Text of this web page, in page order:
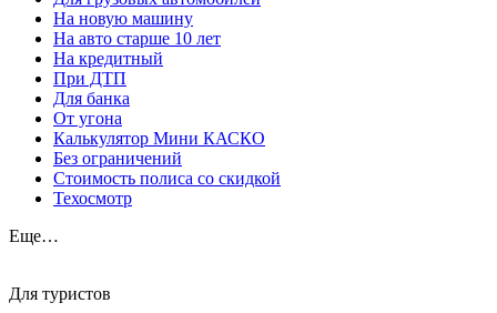
На новую машину
На авто старше 10 лет
На кредитный
При ДТП
Для банка
От угона
Калькулятор Мини КАСКО
Без ограничений
Стоимость полиса со скидкой
Техосмотр
Еще…
Для туристов